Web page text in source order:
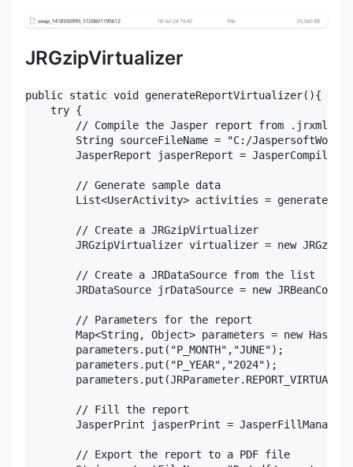
JRGzipVirtualizer
public static void generateReportVirtualizer(){
    try {
// Compile the Jasper report from .jrxml to
String sourceFileName = "C:/
JasperReport jasperReport =
        // Generate sample data
List<UserActivity> activities =
        // Create a JRGzipVirtualizer
JRGzipVirtualizer virtualizer = new
        // Create a JRDataSource from the list
JRDataSource jrDataSource = new
        // Parameters for the report
Map<String, Object> parameters = new
        parameters.put("P_MONTH","JUNE");
        parameters.put("P_YEAR","2024");
        // Fill the report
JasperPrint jasperPrint =
        // Export the report to a PDF file